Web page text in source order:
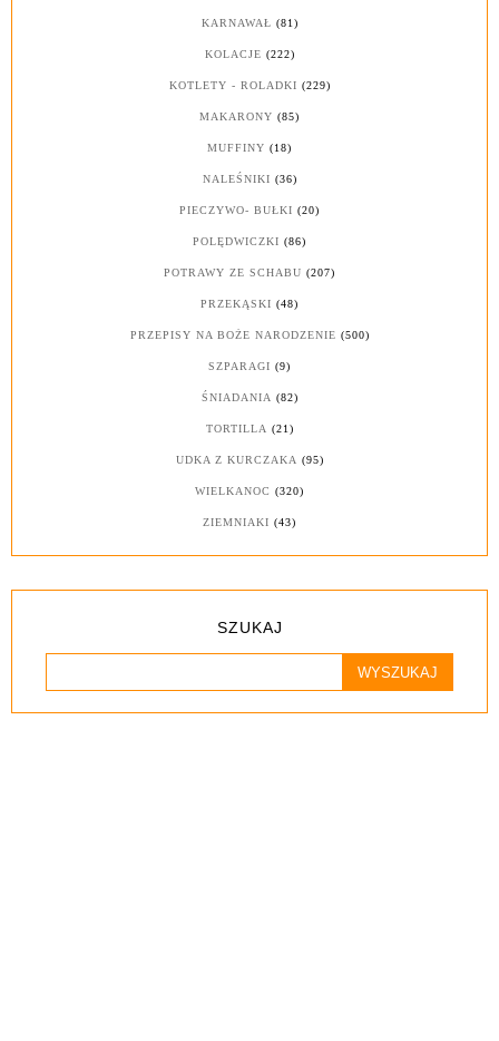
KARNAWAŁ (81)
KOLACJE (222)
KOTLETY - ROLADKI (229)
MAKARONY (85)
MUFFINY (18)
NALEŚNIKI (36)
PIECZYWO- BUŁKI (20)
POLĘDWICZKI (86)
POTRAWY ZE SCHABU (207)
PRZEKĄSKI (48)
PRZEPISY NA BOŻE NARODZENIE (500)
SZPARAGI (9)
ŚNIADANIA (82)
TORTILLA (21)
UDKA Z KURCZAKA (95)
WIELKANOC (320)
ZIEMNIAKI (43)
SZUKAJ